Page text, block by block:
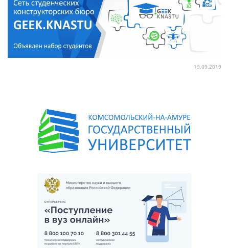
19.09.2019